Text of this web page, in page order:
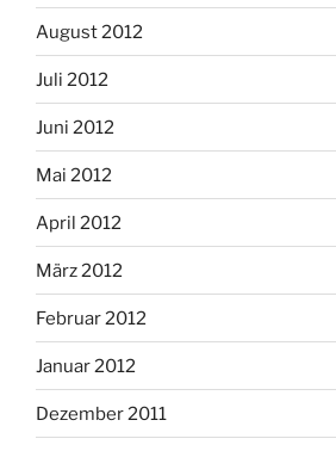
August 2012
Juli 2012
Juni 2012
Mai 2012
April 2012
März 2012
Februar 2012
Januar 2012
Dezember 2011